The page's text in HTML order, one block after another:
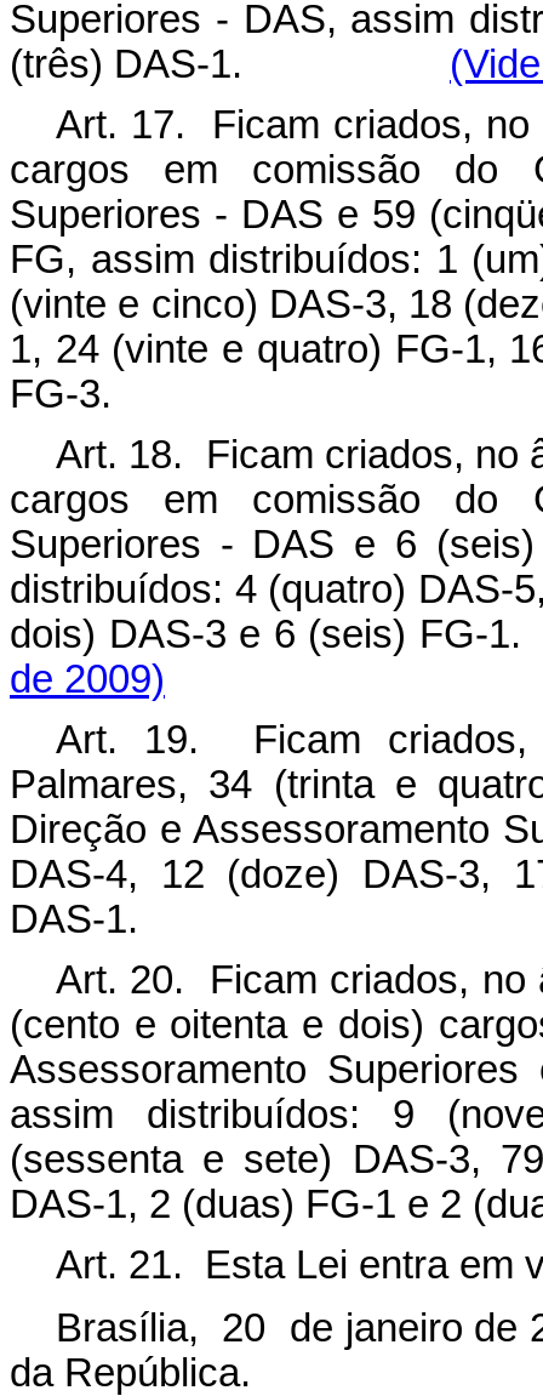
Superiores - DAS, assim
(três) DAS-1.
Art. 17. Ficam criados, no
cargos em comissão do
Superiores - DAS e 59
FG, assim distribuídos: 1
(vinte e cinco) DAS-3, 18
1, 24 (vinte e quatro) FG-1,
FG-3.
Art. 18. Ficam criados, no
cargos em comissão do
Superiores - DAS e 6
distribuídos: 4 (quatro) DAS-
dois) DAS-3 e 6 (seis) FG-
de 2009)
Art. 19. Ficam criados,
Palmares, 34 (trinta e
Direção e Assessoramento
DAS-4, 12 (doze) DAS-3,
DAS-1.
Art. 20. Ficam criados, no
(cento e oitenta e dois)
Assessoramento
assim distribuídos: 9
(sessenta e sete) DAS-3,
DAS-1, 2 (duas) FG-1 e 2
Art. 21. Esta Lei entra em
Brasília, 20 de janeiro de
da República.